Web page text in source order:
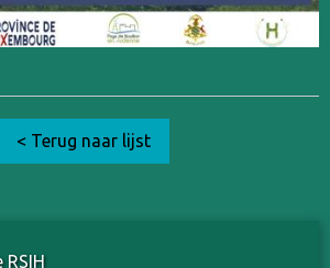
< Terug naar lijst
RSIH